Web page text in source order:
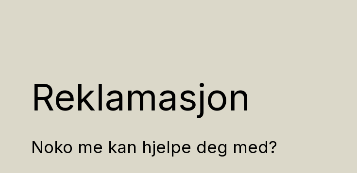
Reklamasjon
Noko me kan hjelpe deg med?